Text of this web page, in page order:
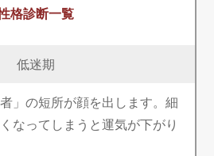
格診断一覧
低迷期
」の短所が顔を出します。細
なってしまうと運気が下がり